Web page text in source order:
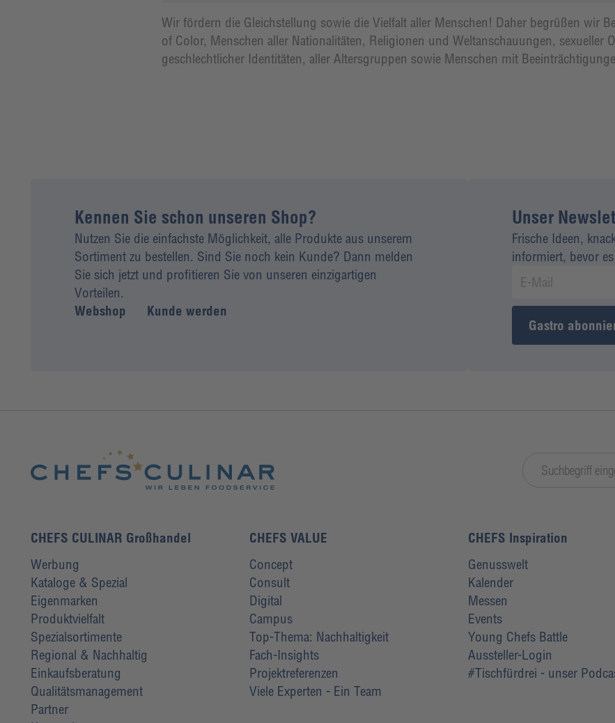
Wir fördern die Gleichstellung sowie die Vielfalt aller Menschen! Daher begrüßen wir
of Color, Menschen aller Nationalitäten, Religionen und Weltanschauungen, sexueller
geschlechtlicher Identitäten, aller Altersgruppen sowie Menschen mit
Kennen Sie schon unseren Shop?
Nutzen Sie die einfachste Möglichkeit, alle Produkte aus unserem
Sortiment zu bestellen. Sind Sie noch kein Kunde? Dann melden
Sie sich jetzt und profitieren Sie von unseren einzigartigen
Vorteilen.
Webshop
Kunde werden
Unser
Frische Ideen,
informiert, bevor
Gastro
CHEFS CULINAR Großhandel
Werbung
Kataloge & Spezial
Eigenmarken
Produktvielfalt
Spezialsortimente
Regional & Nachhaltig
Einkaufsberatung
Qualitätsmanagement
Partner
CHEFS VALUE
Concept
Consult
Digital
Campus
Top-Thema: Nachhaltigkeit
Fach-Insights
Projektreferenzen
Viele Experten - Ein Team
CHEFS Inspiration
Genusswelt
Kalender
Messen
Events
Young Chefs Battle
Aussteller-Login
#Tischfürdrei - unser